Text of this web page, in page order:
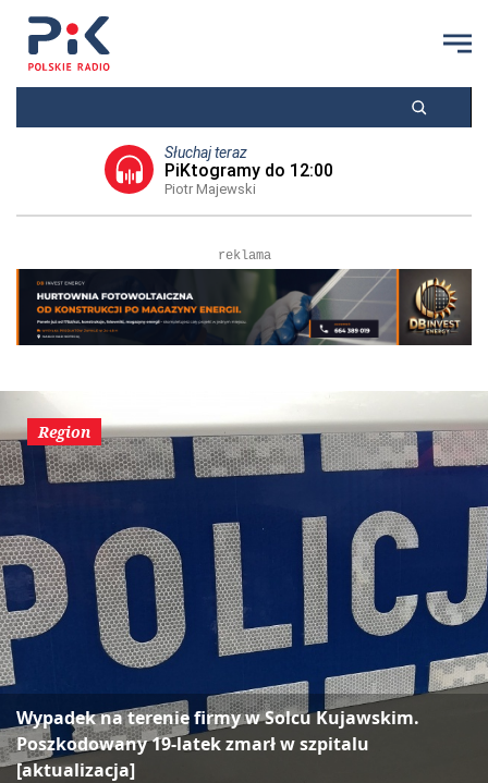
Słuchaj teraz
PiKtogramy do 12:00
Piotr Majewski
reklama
Region
Wypadek na terenie firmy w Solcu Kujawskim.
Poszkodowany 19-latek zmarł w szpitalu
[aktualizacja]